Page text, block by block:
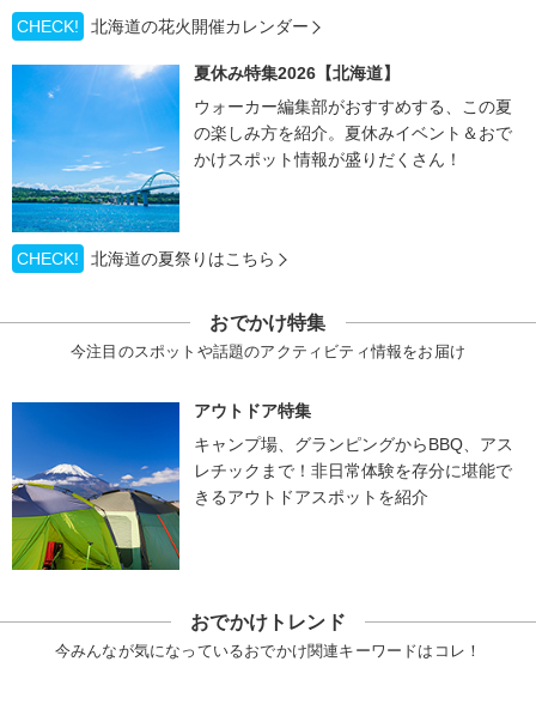
CHECK!
北海道の花火開催カレンダー
夏休み特集2026【北海道】
ウォーカー編集部がおすすめする、この夏
の楽しみ方を紹介。夏休みイベント＆おで
かけスポット情報が盛りだくさん！
CHECK! 北海道の夏祭りはこちら
おでかけ特集
今注目のスポットや話題のアクティビティ情報をお届け
アウトドア特集
キャンプ場、グランピングからBBQ、アス
レチックまで！非日常体験を存分に堪能で
きるアウトドアスポットを紹介
おでかけトレンド
今みんなが気になっているおでかけ関連キーワードはコレ！